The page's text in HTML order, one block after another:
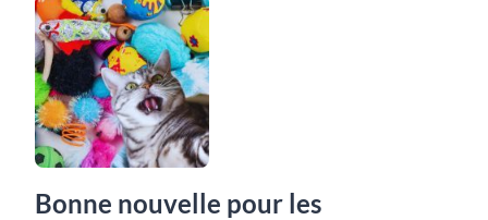
Bonne nouvelle pour les